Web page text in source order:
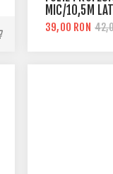
MIC/10,5M
39,00 RON